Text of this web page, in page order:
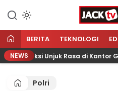
konten
Sumber
BERITA TEKNOLOGI
NEWS
Aksi Unjuk Rasa di Kantor
Polri